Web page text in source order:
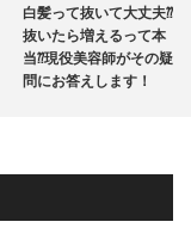
白髪って抜いて大丈夫⁇
抜いたら増えるって本
当⁇現役美容師がその疑
問にお答えします！